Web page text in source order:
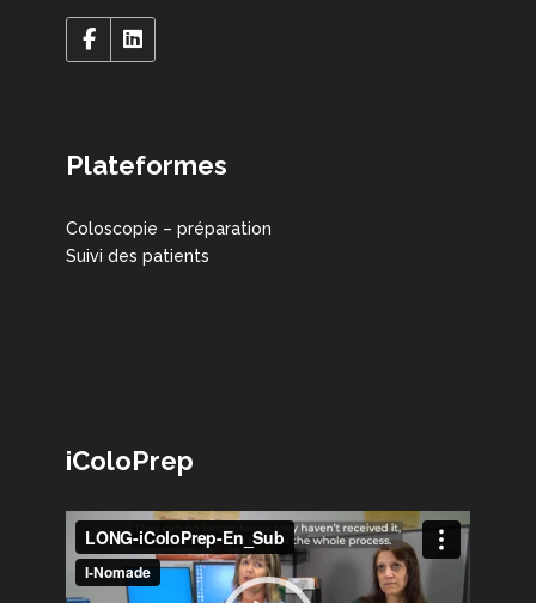
Plateformes
Coloscopie – préparation
Suivi des patients
iColoPrep
Lecteur
vidéo